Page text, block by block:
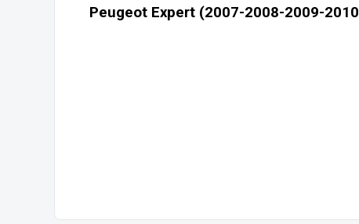
Peugeot Expert (2007-2008-2009-